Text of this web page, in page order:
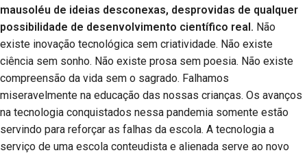
mausoléu de ideias desconexas, desprovidas de qualquer
possibilidade de desenvolvimento científico real. Não
existe inovação tecnológica sem criatividade. Não existe
ciência sem sonho. Não existe prosa sem poesia. Não existe
compreensão da vida sem o sagrado. Falhamos
miseravelmente na educação das nossas crianças. Os avanços
na tecnologia conquistados nessa pandemia somente estão
servindo para reforçar as falhas da escola. A tecnologia a
serviço de uma escola conteudista e alienada serve ao novo